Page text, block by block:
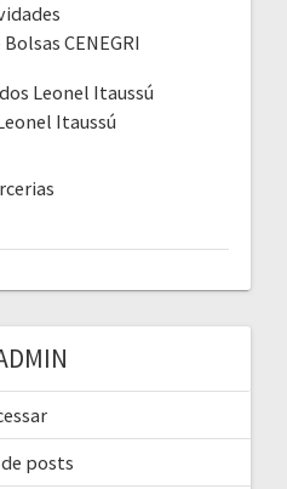
CENEGRI
Leonel Itaussú
Itaussú
posts